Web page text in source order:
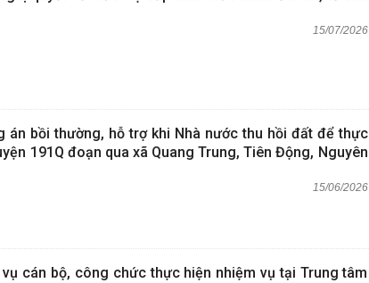
15/07/2026
án bồi thường, hỗ trợ khi Nhà nước thu hồi đất để thực
191Q đoạn qua xã Quang Trung, Tiên Động, Nguyên
15/06/2026
cán bộ, công chức thực hiện nhiệm vụ tại Trung tâm